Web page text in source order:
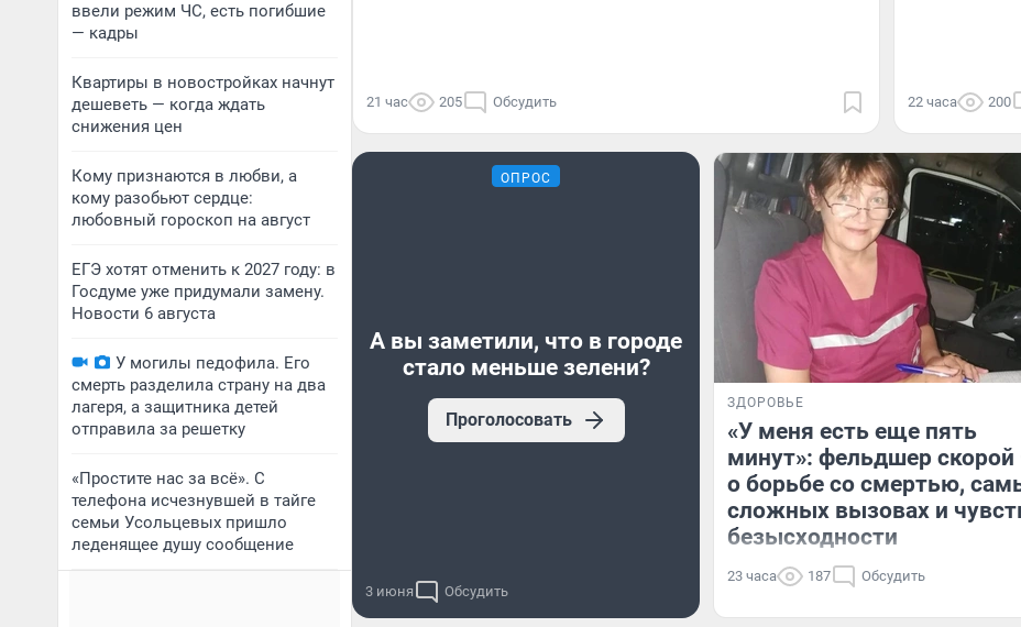
ввели режим ЧС, есть погибшие
— кадры
Квартиры в новостройках начнут
дешеветь — когда ждать
снижения цен
Кому признаются в любви, а
кому разобьют сердце:
любовный гороскоп на август
ЕГЭ хотят отменить к 2027 году: в
Госдуме уже придумали замену.
Новости 6 августа
У могилы педофила. Его
смерть разделила страну на два
лагеря, а защитника детей
отправила за решетку
«Простите нас за всё». С
телефона исчезнувшей в тайге
семьи Усольцевых пришло
леденящее душу сообщение
21 час 205 Обсудить 22 часа 200
ОПРОС
А вы заметили, что в городе
стало меньше зелени?
Проголосовать
3 июня Обсудить
ЗДОРОВЬЕ
«У меня есть еще пять
минут»: фельдшер
о борьбе со смертью,
сложных вызовах и
безысходности
23 часа 187 Обсудить